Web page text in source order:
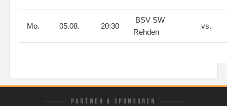
Mo. 05.08. 20:30
BSV SW
Rehden
vs.
PARTNER & SPONSOREN